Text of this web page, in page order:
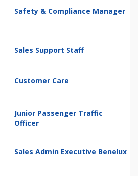
Safety & Compliance Manager
Sales Support Staff
Customer Care
Junior Passenger Traffic
Officer
Sales Admin Executive Benelux